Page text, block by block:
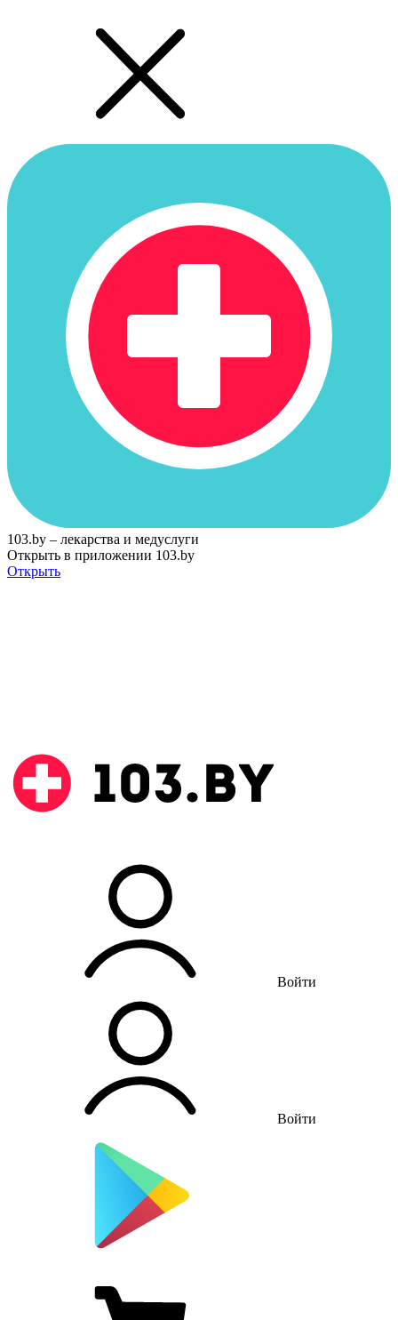
103.by – лекарства и медуслуги
Открыть в приложении 103.by
Открыть
Войти
Войти